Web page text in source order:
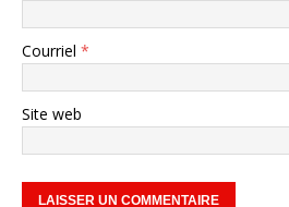
Courriel *
Site web